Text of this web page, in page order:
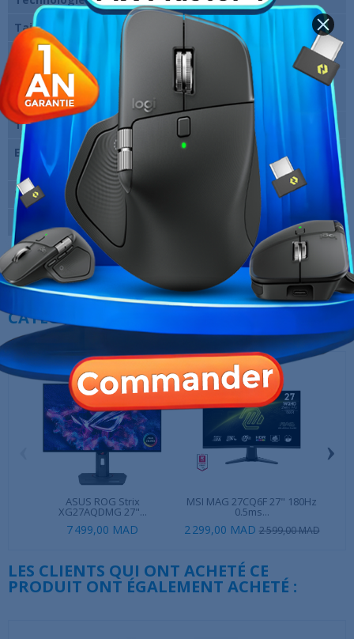
Taille
27 pouces
Résolution
1920 x 1080 pixels (FHD)
Fréquence verticale
maxi
280 Hz
Temps de réponse
1 ms
Entrées vidéo
1 x DisplayPort Femelle, 2 x HDMI
Marque
Garantie
Références spécifiques
10 AUTRES PRODUITS DANS LA MÊME
CATÉGORIE :
ASUS ROG Strix
XG27AQDMG 27"...
7 499,00 MAD
MSI MAG 27CQ6F 27" 180Hz
0.5ms...
2 299,00 MAD 2 599,00 MAD
›
LES CLIENTS QUI ONT ACHETÉ CE
PRODUIT ONT ÉGALEMENT ACHETÉ :